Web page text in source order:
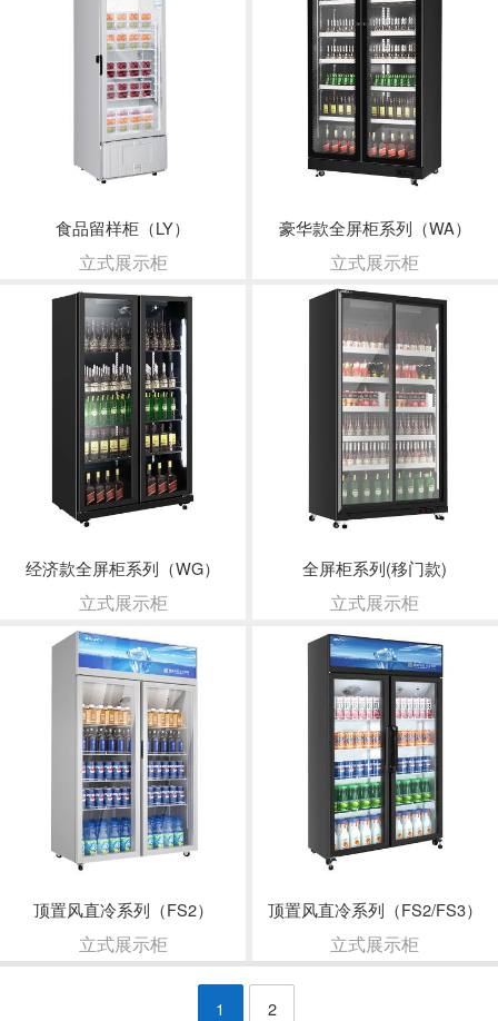
食品留样柜（LY）
立式展示柜
豪华款全屏柜系列（WA）
立式展示柜
经济款全屏柜系列（WG）
立式展示柜
全屏柜系列(移门款)
立式展示柜
顶置风直冷系列（FS2）
立式展示柜
顶置风直冷系列（FS2/FS3）
立式展示柜
1 2